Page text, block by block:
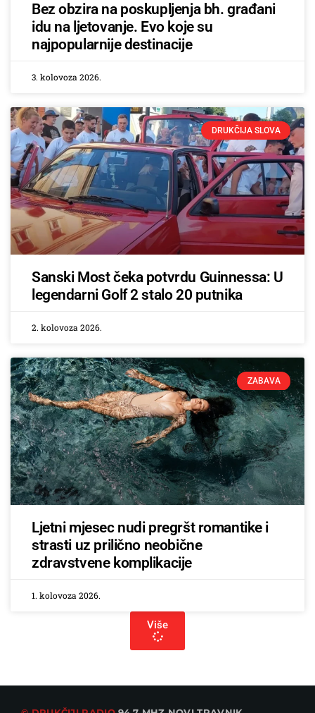
Bez obzira na poskupljenja bh. građani
idu na ljetovanje. Evo koje su
najpopularnije destinacije
3. kolovoza 2026.
DRUKČIJA SLOVA
Sanski Most čeka potvrdu Guinnessa: U
legendarni Golf 2 stalo 20 putnika
2. kolovoza 2026.
ZABAVA
Ljetni mjesec nudi pregršt romantike i
strasti uz prilično neobične
zdravstvene komplikacije
1. kolovoza 2026.
Više